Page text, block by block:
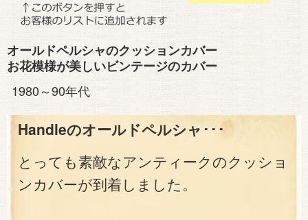
オールドペルシャのクッションカバー
お花模様が美しいビンテージのカバー
1980～90年代
Handleのオールドペルシャ･･･
とっても素敵なアンティークのクッショ
ンカバーが到着しました。